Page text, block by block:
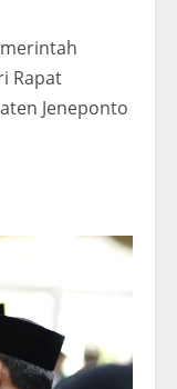
Rapat
Jeneponto